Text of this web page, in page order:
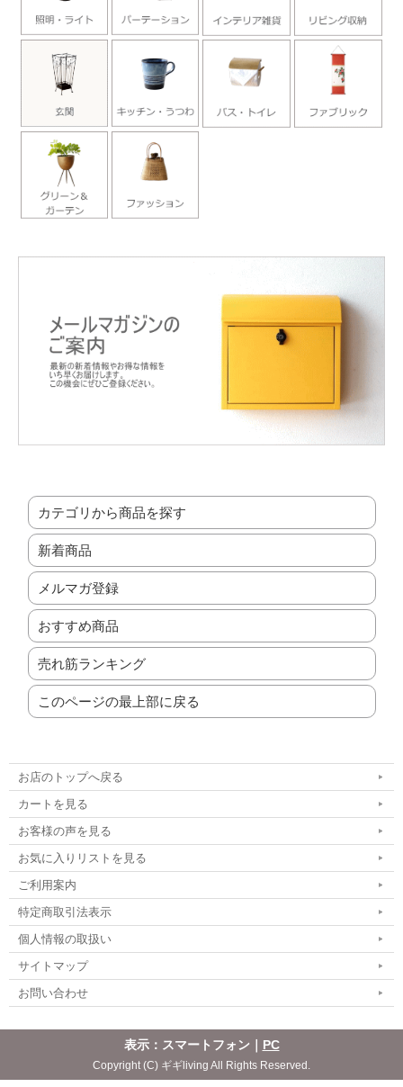
カテゴリから商品を探す
新着商品
メルマガ登録
おすすめ商品
売れ筋ランキング
このページの最上部に戻る
お店のトップへ戻る
カートを見る
お客様の声を見る
お気に入りリストを見る
ご利用案内
特定商取引法表示
個人情報の取扱い
サイトマップ
お問い合わせ
表示：スマートフォン｜ PC
Copyright (C) ギギliving All Rights Reserved.